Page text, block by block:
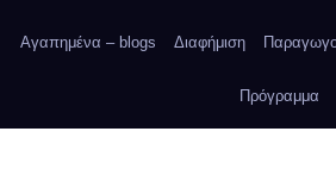
Αγαπημένα – blogs Διαφήμιση
Πρόγραμμα